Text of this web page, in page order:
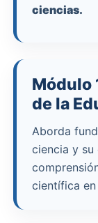
ciencias.
Módulo
de la
Aborda
ciencia y su
científica